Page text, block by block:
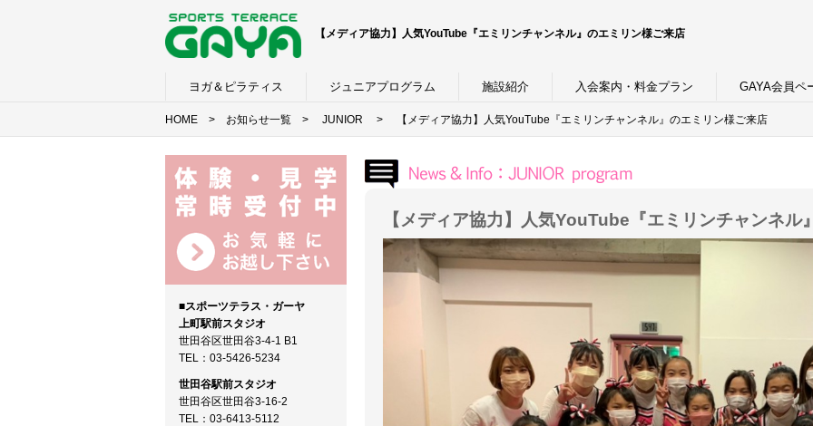
【メディア協力】人気YouTube『エミリンチャンネル』のエミリン様ご来店
ヨガ＆ピラティス ジュニアプログラム 施設紹介 入会案内・料金プラン GAYA会員ペ
HOME > お知らせ一覧 > JUNIOR > 【メディア協力】人気YouTube『エミリンチャンネル』のエミリン様ご来店
■スポーツテラス・ガーヤ
上町駅前スタジオ
世田谷区世田谷3-4-1 B1
TEL：03-5426-5234
世田谷駅前スタジオ
世田谷区世田谷3-16-2
TEL：03-6413-5112
【メディア協力】人気YouTube『エミリンチャンネル